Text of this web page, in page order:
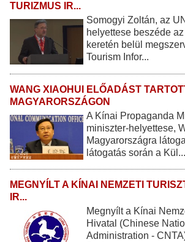
TURIZMUS IR...
Somogyi Zoltán, az
helyettese beszéde
keretén belül
Tourism Infor...
WANG XIAOHUI ELŐADÁST
MAGYARORSZÁGON
A Kínai Propaganda
miniszter-helyettese,
Magyarországra
látogatás során a Kül...
MEGNYÍLT A KÍNAI NEMZETI
IR...
Megnyílt a Kínai
Hivatal (Chinese
Administration -